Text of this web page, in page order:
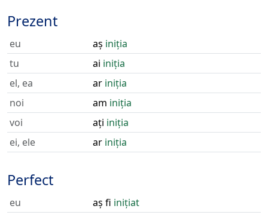
Prezent
eu aș iniția
tu
ai iniția
el, ea
ar iniția
noi
am iniția
voi
ați iniția
ei, ele
ar iniția
Perfect
eu aș fi inițiat